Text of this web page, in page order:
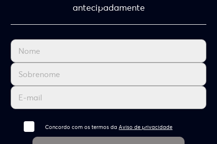
antecipadamente
Concordo com os termos daAviso de privacidade